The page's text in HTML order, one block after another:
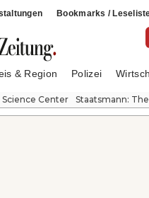
Bookmarks /
& Region Polizei
Science Center Staatsmann: